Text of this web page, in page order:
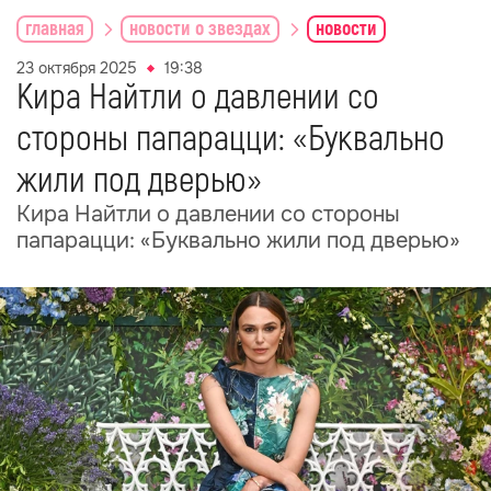
главная новости о звездах новости
23 октября 2025 19:38
Кира Найтли о давлении со
стороны папарацци: «Буквально
жили под дверью»
Кира Найтли о давлении со стороны
папарацци: «Буквально жили под дверью»